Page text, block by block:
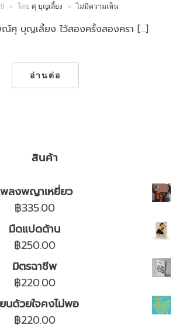
โดย ศุ บุญเลี้ยง ไม่มีความเห็น
ศุ บุญเลี้ยง ไว้สองครั้งสองครา […]
อ่านต่อ
สินค้า
พลงพญาเหยี่ยว
฿335.00
มืดแปดด้าน
฿250.00
มิตรฉาชีพ
฿220.00
นด้วยใจคงไม่พอ
฿220.00